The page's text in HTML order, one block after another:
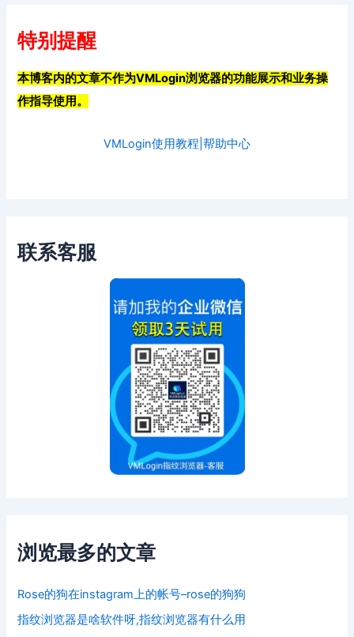
特别提醒
本博客内的文章不作为VMLogin浏览器的功能展示和业务操
作指导使用。
VMLogin使用教程|帮助中心
联系客服
浏览最多的文章
Rose的狗在instagram上的帐号–rose的狗狗
指纹浏览器是啥软件呀,指纹浏览器有什么用